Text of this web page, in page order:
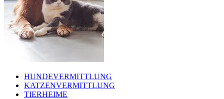
HUNDEVERMITTLUNG
KATZENVERMITTLUNG
TIERHEIME